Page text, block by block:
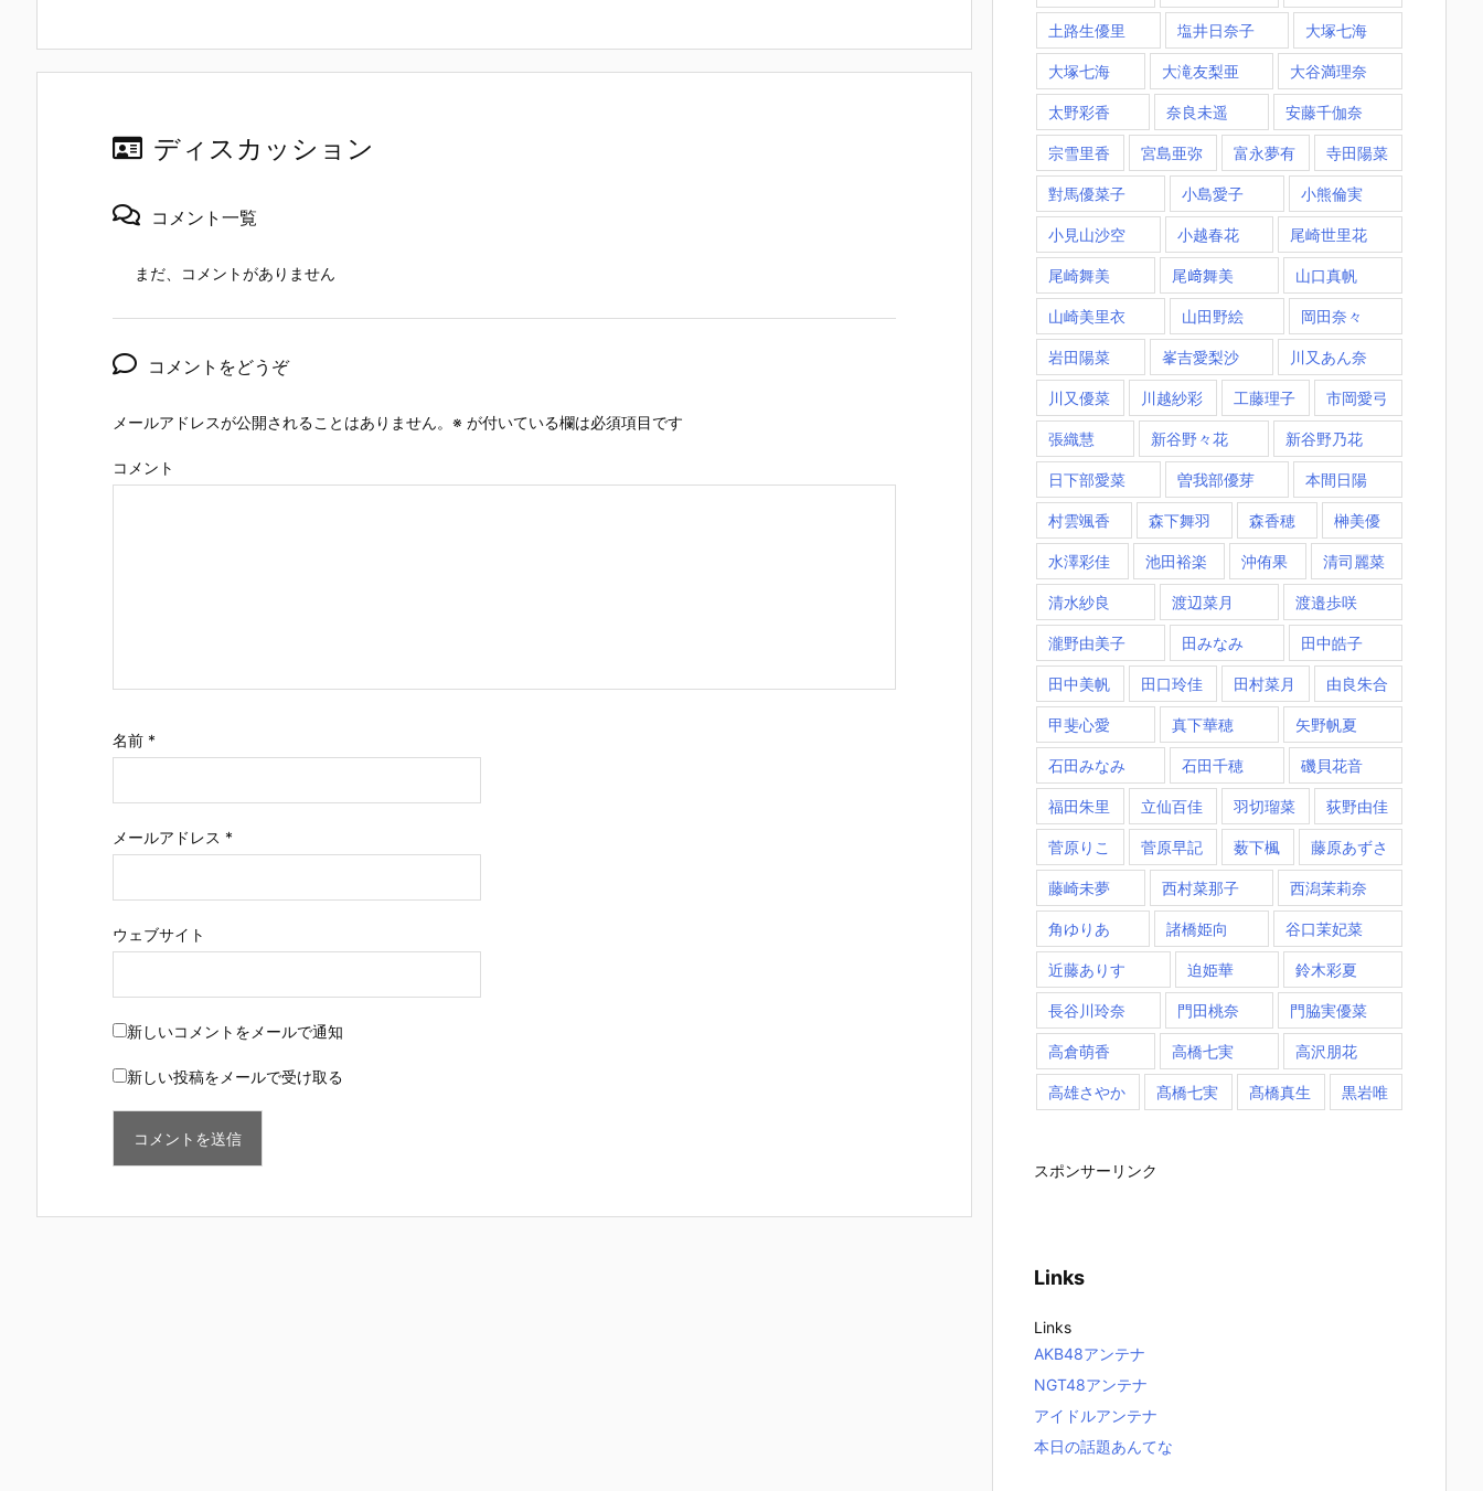
ディスカッション
コメント一覧
まだ、コメントがありません
コメントをどうぞ
メールアドレスが公開されることはありません。 ※ が付いている欄は必須項目です
コメント
名前 *
メールアドレス *
ウェブサイト
新しいコメントをメールで通知
新しい投稿をメールで受け取る
土路生優里 塩井日奈子 大塚七海
大塚七海​ 大滝友梨亜 大谷満理奈
太野彩香 奈良未遥 安藤千伽奈
宗雪里香 宮島亜弥 富永夢有 寺田陽菜
對馬優菜子 小島愛子 小熊倫実
小見山沙空 小越春花 尾崎世里花
尾崎舞美 尾﨑舞美 山口真帆
山崎美里衣 山田野絵 岡田奈々
岩田陽菜 峯吉愛梨沙 川又あん奈
川又優菜 川越紗彩 工藤理子 市岡愛弓
張織慧 新谷野々花 新谷野乃花
日下部愛菜 曽我部優芽 本間日陽
村雲颯香 森下舞羽 森香穂 榊美優
水澤彩佳 池田裕楽 沖侑果 清司麗菜
清水紗良 渡辺菜月 渡邉歩咲
瀧野由美子 田みなみ 田中皓子
田中美帆 田口玲佳 田村菜月 由良朱合
甲斐心愛 真下華穂 矢野帆夏
石田みなみ 石田千穂 磯貝花音
福田朱里 立仙百佳 羽切瑠菜 荻野由佳
菅原りこ 菅原早記 薮下楓 藤原あずさ
藤崎未夢 西村菜那子 西潟茉莉奈
角ゆりあ 諸橋姫向 谷口茉妃菜
近藤ありす 迫姫華 鈴木彩夏
長谷川玲奈 門田桃奈 門脇実優菜
高倉萌香 高橋七実 高沢朋花
高雄さやか 髙橋七実 髙橋真生 黒岩唯
スポンサーリンク
Links
Links
AKB48アンテナ
NGT48アンテナ
アイドルアンテナ
本日の話題あんてな